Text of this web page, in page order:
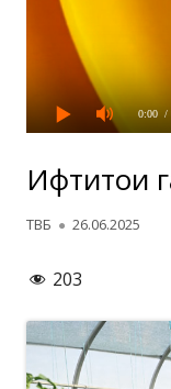
0:00 /
Ифтитоҳи
Автор
ТВБ Опубликовано
26.06.2025
203